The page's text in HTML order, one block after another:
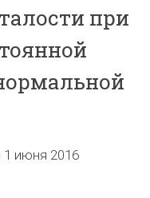
при
1 июня 2016